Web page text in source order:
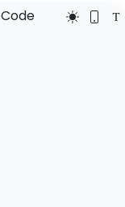
Code